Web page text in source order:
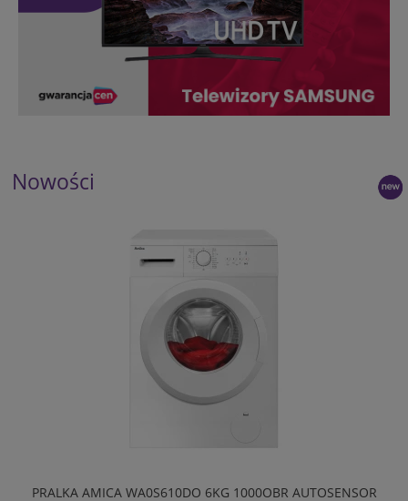
Nowości
PRALKA AMICA WA0S610DO 6KG 1000OBR AUTOSENSOR